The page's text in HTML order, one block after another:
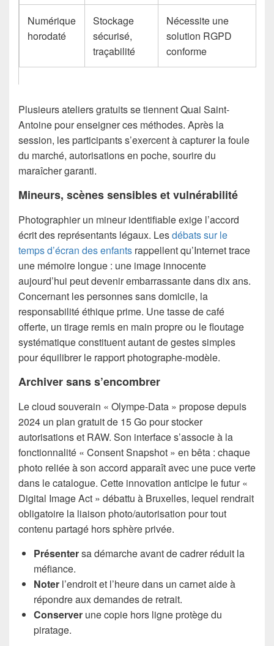
Numérique
horodaté
Stockage
sécurisé,
traçabilité
Nécessite une
solution RGPD
conforme
Plusieurs ateliers gratuits se tiennent Quai Saint-
Antoine pour enseigner ces méthodes. Après la
session, les participants s’exercent à capturer la foule
du marché, autorisations en poche, sourire du
maraîcher garanti.
Mineurs, scènes sensibles et vulnérabilité
Photographier un mineur identifiable exige l’accord
écrit des représentants légaux. Lesdébats sur le
temps d’écran des enfants rappellent qu’Internet trace
une mémoire longue : une image innocente
aujourd’hui peut devenir embarrassante dans dix ans.
Concernant les personnes sans domicile, la
responsabilité éthique prime. Une tasse de café
offerte, un tirage remis en main propre ou le floutage
systématique constituent autant de gestes simples
pour équilibrer le rapport photographe-modèle.
Archiver sans s’encombrer
Le cloud souverain « Olympe-Data » propose depuis
2024 un plan gratuit de 15 Go pour stocker
autorisations et RAW. Son interface s’associe à la
fonctionnalité « Consent Snapshot » en bêta : chaque
photo reliée à son accord apparaît avec une puce verte
dans le catalogue. Cette innovation anticipe le futur «
Digital Image Act » débattu à Bruxelles, lequel rendrait
obligatoire la liaison photo/autorisation pour tout
contenu partagé hors sphère privée.
Présentersa démarche avant de cadrer réduit la
méfiance.
Noter l’endroit et l’heure dans un carnet aide à
répondre aux demandes de retrait.
Conserver une copie hors ligne protège du
piratage.